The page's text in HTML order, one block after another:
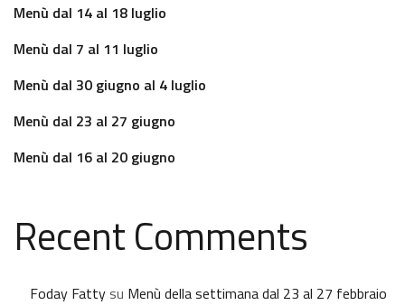
Menù dal 14 al 18 luglio
Menù dal 7 al 11 luglio
Menù dal 30 giugno al 4 luglio
Menù dal 23 al 27 giugno
Menù dal 16 al 20 giugno
Recent Comments
Foday Fattysu Menù della settimana dal 23 al 27 febbraio